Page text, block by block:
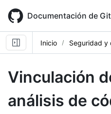
main
content
Documentación de
Inicio Seguridad y
Vinculación
análisis de